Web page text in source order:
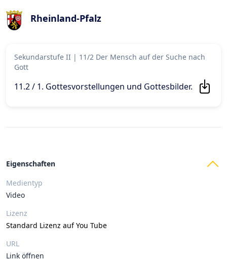
Rheinland-Pfalz
Sekundarstufe II | 11/2 Der Mensch auf der Suche nach
Gott
11.2 / 1. Gottesvorstellungen und Gottesbilder.
Eigenschaften
Medientyp
Video
Lizenz
Standard Lizenz auf You Tube
URL
Link öffnen